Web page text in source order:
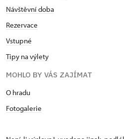
Návštěvní doba
Rezervace
Vstupné
Tipy na výlety
MOHLO BY VÁS ZAJÍMAT
O hradu
Fotogalerie